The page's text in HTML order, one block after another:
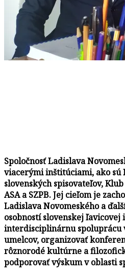
Spoločnosť Ladislava
viacerými inštitúciami, ako sú
slovenských spisovateľov,
ASA a SZPB. Jej cieľom je
Ladislava Novomeského a
osobností slovenskej
interdisciplinárnu spoluprácu
umelcov, organizovať
rôznorodé kultúrne a
podporovať výskum v oblasti